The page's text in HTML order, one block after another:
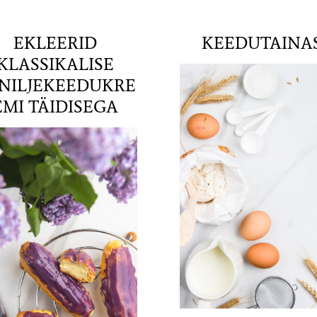
EKLEERID
TÄIDISEGA